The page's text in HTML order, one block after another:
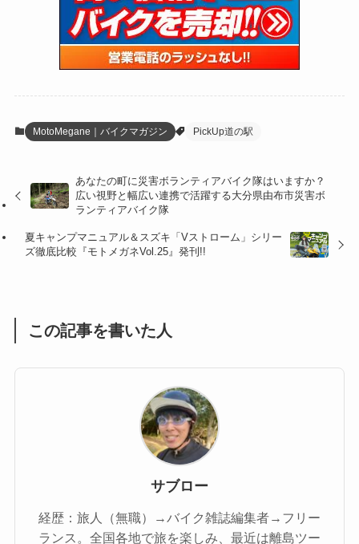
(63)
(109)
(15)
(5)
(17)
(5)
(32)
(61)
(13)
(60)
(171)
(38)
(47)
(59)
(36)
(1)
(35)
(41)
(12)
(16)
(8)
(1)
MotoMegane｜バイクマガジン PickUp道の駅
あなたの町に災害ボランティアバイク隊はいますか？
広い視野と幅広い連携で活躍する大分県由布市災害ボ
ランティアバイク隊
夏キャンプマニュアル＆スズキ「Vストローム」シリー
ズ徹底比較『モトメガネVol.25』発刊!!
この記事を書いた人
サブロー
経歴：旅人（無職）→バイク雑誌編集者→フリー
ランス。全国各地で旅を楽しみ、最近は離島ツー